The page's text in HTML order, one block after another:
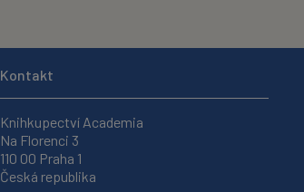
Kontakt
Knihkupectví Academia
Na Florenci 3
110 00 Praha 1
Česká republika